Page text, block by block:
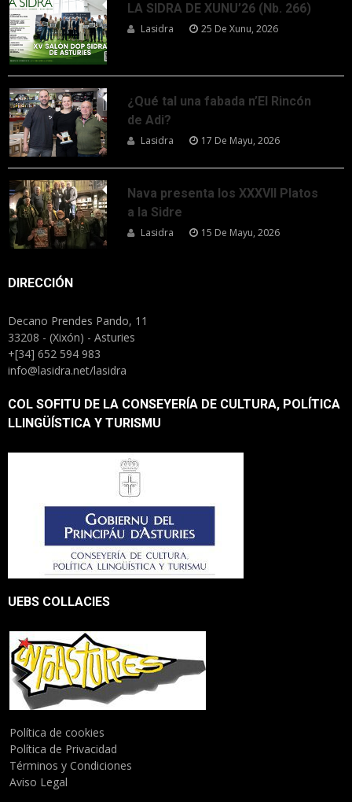
LA SIDRA DE XUNU’26 (Nb. 266)
Lasidra 25 De Xunu, 2026
¿Qué tal una fabada n’El Rincón
de Adi?
Lasidra 17 De Mayu, 2026
Nava presenta los XXXVII Platos
a la Sidre
Lasidra 15 De Mayu, 2026
DIRECCIÓN
Decano Prendes Pando, 11
33208 - (Xixón) - Asturies
+[34] 652 594 983
info@lasidra.net/lasidra
COL SOFITU DE LA CONSEYERÍA DE CULTURA, POLÍTICA
LLINGÜÍSTICA Y TURISMU
UEBS COLLACIES
Política de cookies
Política de Privacidad
Términos y Condiciones
Aviso Legal